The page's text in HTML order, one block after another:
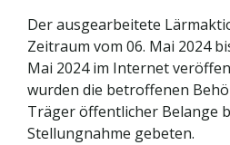
Der ausgearbeitete
Zeitraum vom 06. Mai 2024
Mai 2024 im Internet
wurden die betroffenen
Träger öffentlicher Belange
Stellungnahme gebeten.